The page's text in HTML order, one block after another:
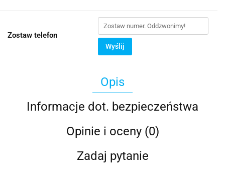
Zostaw telefon
Wyślij
Opis
Informacje dot. bezpieczeństwa
Opinie i oceny (0)
Zadaj pytanie